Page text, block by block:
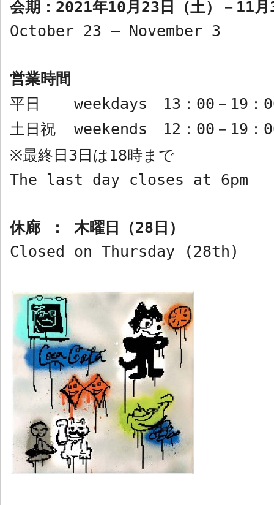
会期： 2021年10月 23 日（土）－ 11月
October 23 – November 3
営業時間
平日 weekdays 13 ： 00 － 19 ：
土日祝 weekends 12 ： 00 － 19 ：
※最終日 3 日は 18時まで
The last day closes at 6pm
休廊 ： 木曜日（28 日）
Closed on Thursday (28th)